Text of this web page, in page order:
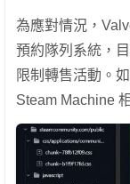
為應對情況，
預約隊列系統，
限制轉售活動。
Steam Machine